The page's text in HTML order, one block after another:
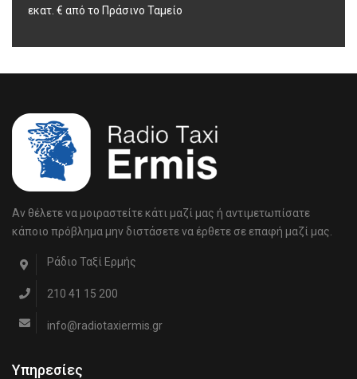
εκατ. € από το Πράσινο Ταμείο
Αν θέλετε να μοιραστείτε κάτι μαζί μας ή αντιμετωπίσατε
κάποιο πρόβλημα μην διστάσετε να έρθετε σε επαφή μαζί μας.
Ράδιο Ταξί Ερμής
210 41 15 200
info@radiotaxiermis.gr
Υπηρεσίες